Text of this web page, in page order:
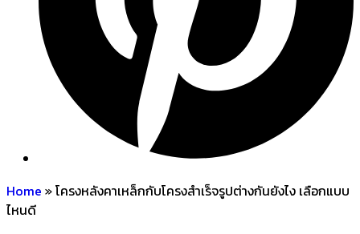
Home »โครงหลังคาเหล็กกับโครงสำเร็จรูปต่างกันยังไง เลือกแบบ
ไหนดี